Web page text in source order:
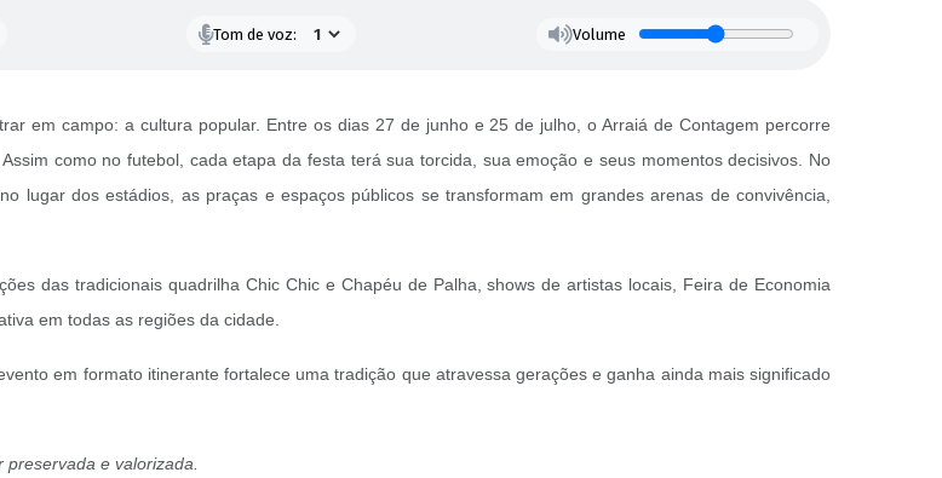
Tom de voz: Volume
em campo: a cultura popular. Entre os dias 27 de junho e 25 de julho, o Arraiá de Contagem percorre
como no futebol, cada etapa da festa terá sua torcida, sua emoção e seus momentos decisivos. No
lugar dos estádios, as praças e espaços públicos se transformam em grandes arenas de convivência,
das tradicionais quadrilha Chic Chic e Chapéu de Palha,shows de artistas locais, Feira de Economia
em todas as regiões da cidade.
em formato itinerante fortalece uma tradição que atravessa gerações e ganha ainda mais significado
e valorizada.